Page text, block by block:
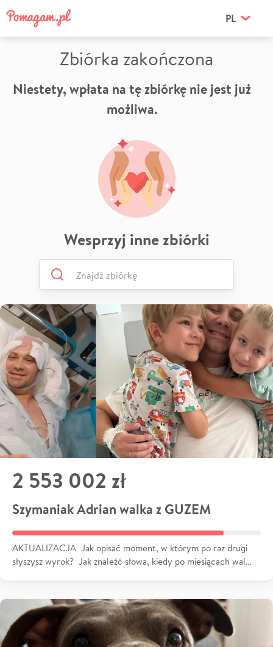
PL
Zbiórka zakończona
Niestety, wpłata na tę zbiórkę nie jest już
możliwa.
Wesprzyj inne zbiórki
2 553 002 zł
Szymaniak Adrian walka z GUZEM
AKTUALIZACJA Jak opisać moment, w którym po raz drugi
słyszysz wyrok? Jak znaleźć słowa, kiedy po miesiącach wal…